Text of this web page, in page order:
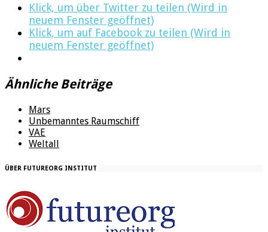
Klick, um über Twitter zu teilen (Wird in
neuem Fenster geöffnet)
Klick, um auf Facebook zu teilen (Wird in
neuem Fenster geöffnet)
Ähnliche Beiträge
Mars
Unbemanntes Raumschiff
VAE
Weltall
ÜBER FUTUREORG INSTITUT